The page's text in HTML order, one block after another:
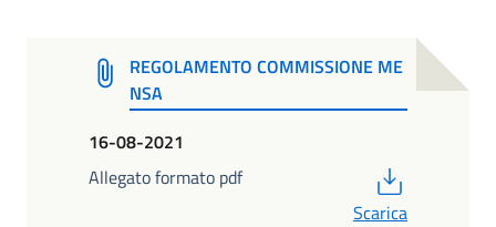
REGOLAMENTO COMMISSIONE ME
NSA
16-08-2021
Allegato formato pdf
Scarica